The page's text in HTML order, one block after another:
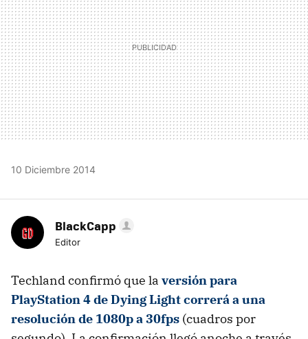
10 Diciembre 2014
BlackCapp
Editor
Techland confirmó que la versión para
PlayStation 4 de Dying Light correrá a una
resolución de 1080p a 30fps (cuadros por